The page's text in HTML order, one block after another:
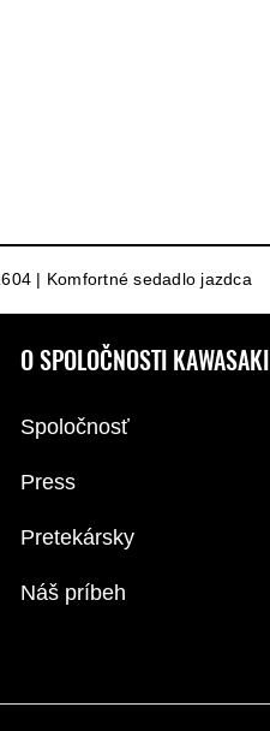
| Komfortné sedadlo jazdca
O SPOLOČNOSTI KAWASAKI
Spoločnosť
Press
Pretekársky
Náš príbeh